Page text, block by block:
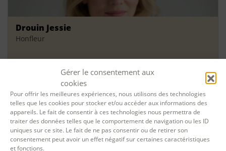
Gérer le consentement aux
cookies
Pour offrir les meilleures expériences, nous utilisons des technologies
telles que les cookies pour stocker et/ou accéder aux informations des
appareils. Le fait de consentir à ces technologies nous permettra de
traiter des données telles que le comportement de navigation ou les ID
uniques sur ce site. Le fait de ne pas consentir ou de retirer son
consentement peut avoir un effet négatif sur certaines caractéristiques
et fonctions.
Drouin Jessie
Honfleur